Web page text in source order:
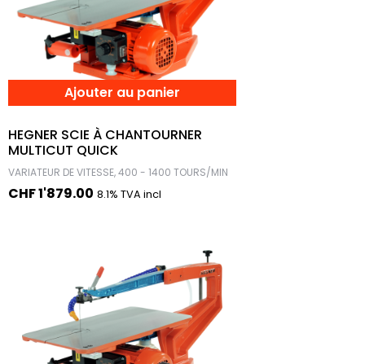
Ajouter au panier
HEGNER SCIE À CHANTOURNER
MULTICUT QUICK
VARIATEUR DE VITESSE, 400 - 1400 TOURS/MIN
CHF1'879.00 8.1% TVA incl